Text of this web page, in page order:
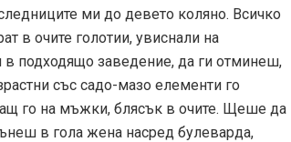
ми до девето коляно. Всичко
в очите голотии, увиснали на
подходящо заведение, да ги отминеш,
със садо-мазо елементи го
го на мъжки, блясък в очите. Щеше да
в гола жена насред булеварда,